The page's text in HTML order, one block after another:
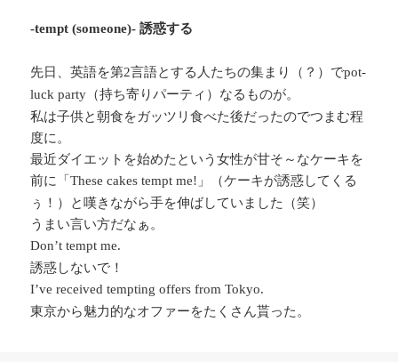
-tempt (someone)-誘惑する
先日、英語を第2言語とする人たちの集まり（？）でpot-
luck party （持ち寄りパーティ）なるものが。
私は子供と朝食をガッツリ食べた後だったのでつまむ程
度に。
最近ダイエットを始めたという女性が甘そ～なケーキを
前に「These cakes tempt me! 」（ケーキが誘惑してくる
ぅ！）と嘆きながら手を伸ばしていました（笑）
うまい言い方だなぁ。
Don’t tempt me.
誘惑しないで！
I’ve received tempting offers from Tokyo.
東京から魅力的なオファーをたくさん貰った。